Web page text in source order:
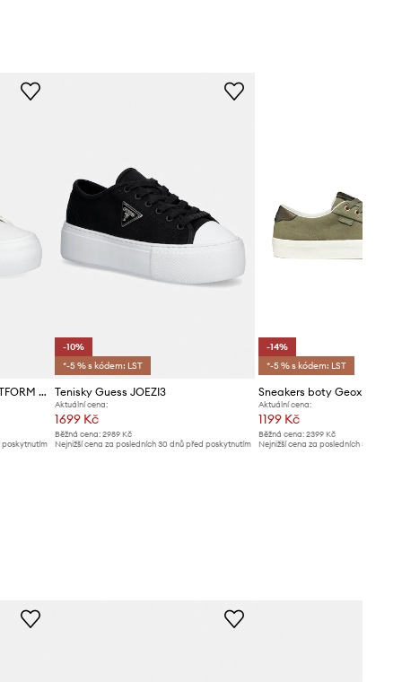
Calvin Klein Jeans VULC FLATFORM LOW CV MG tenisky dámské
poskytnutím
-10%
*-5 % s kódem: LST
Tenisky Guess JOEZI3
Aktuální cena:
1699 Kč
Běžná cena:2989 Kč
Nejnižší cena za posledních 30 dnů před poskytnutím
-14%
*-5 % s kódem: LST
Sneakers boty Geox D
Aktuální cena:
1199 Kč
Běžná cena: 2399 Kč
Nejnižší cena za posledních 30 dnů